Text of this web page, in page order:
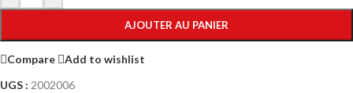
AJOUTER AU PANIER
Compare
Add to wishlist
UGS : 2002006